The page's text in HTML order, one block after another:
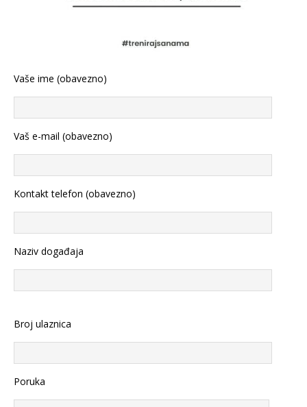
Vaše ime (obavezno)
Vaš e-mail (obavezno)
Kontakt telefon (obavezno)
Naziv događaja
Broj ulaznica
Poruka